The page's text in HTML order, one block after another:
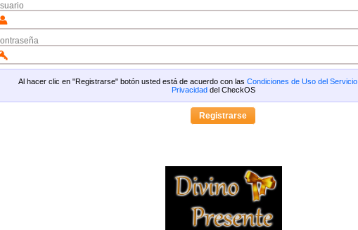
Al hacer clic en "Registrarse" botón usted está de acuerdo con lasCondiciones de Uso del Servicio
Privacidad del CheckOS